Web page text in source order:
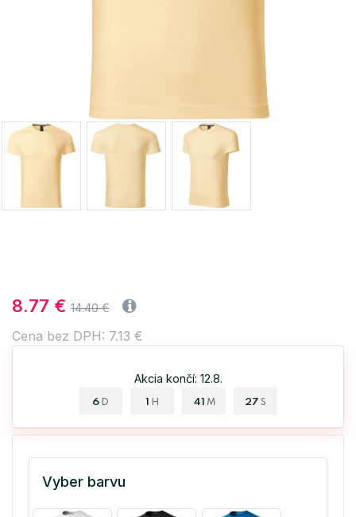
8.77 € 14.40 €
Cena bez DPH: 7.13 €
Akcia končí: 12.8.
6 D 1 H 41 M 26 S
Vyber barvu